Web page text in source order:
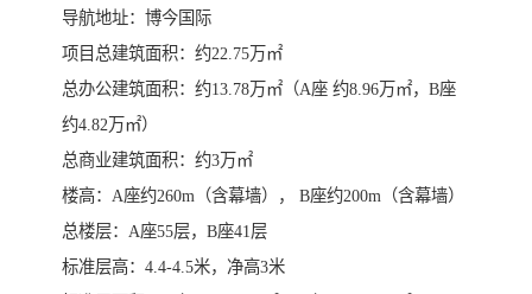
导航地址：博今国际
项目总建筑面积：约22.75万㎡
总办公建筑面积：约13.78万㎡（A座 约8.96万㎡，B座
约4.82万㎡）
总商业建筑面积：约3万㎡
楼高：A座约260m（含幕墙）， B座约200m（含幕墙）
总楼层：A座55层，B座41层
标准层高：4.4-4.5米，净高3米